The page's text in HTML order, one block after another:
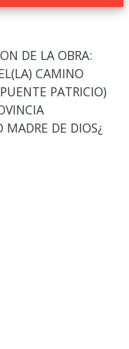
DE LA OBRA:
CAMINO
PATRICIO)
DE DIOS¿